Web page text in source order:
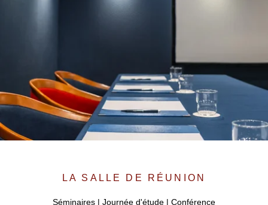
LA SALLE DE RÉUNION
Séminaires | Journée d'étude | Conférence